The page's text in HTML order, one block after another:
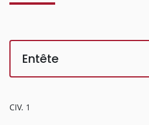
Entête
CIV. 1